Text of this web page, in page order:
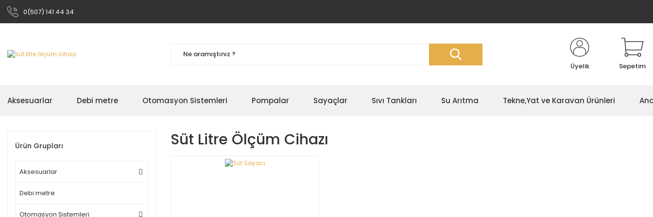
0(507) 141 44 34
Üyelik Sepetim
Aksesuarlar Debi metre Otomasyon Sistemleri Pompalar Sayaçlar Sıvı Tankları Su Arıtma Tekne,Yat ve Karavan Ürünleri
Ürün Grupları
Aksesuarlar
Debi metre
Otomasyon Sistemleri
Süt Litre Ölçüm Cihazı